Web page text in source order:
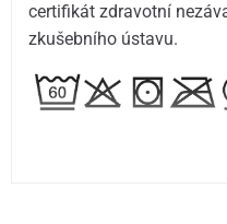
certifikát zdravotní
zkušebního ústavu.